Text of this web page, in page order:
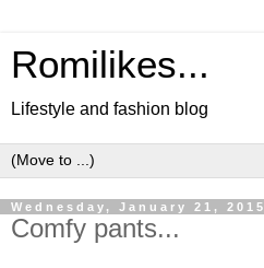
Romilikes...
Lifestyle and fashion blog
Wednesday, January 21, 2015
Comfy pants...